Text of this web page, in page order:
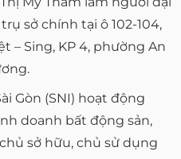
sở chính tại ô 102-104,
– Sing, KP 4, phường An
Gòn (SNI) hoạt động
doanh bất động sản,
sở hữu, chủ sử dụng